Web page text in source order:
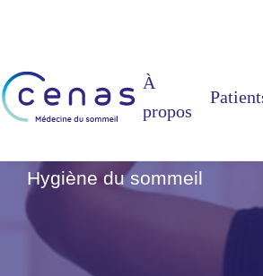
À
propos
Pour bien
Hygiène du sommeil